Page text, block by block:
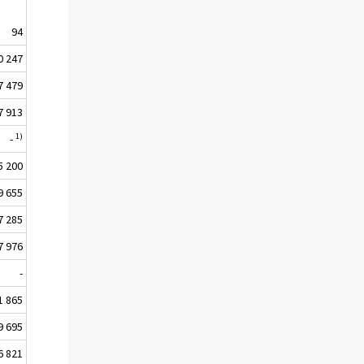
94
247
479
913
-1)
200
655
285
976
-
865
695
821